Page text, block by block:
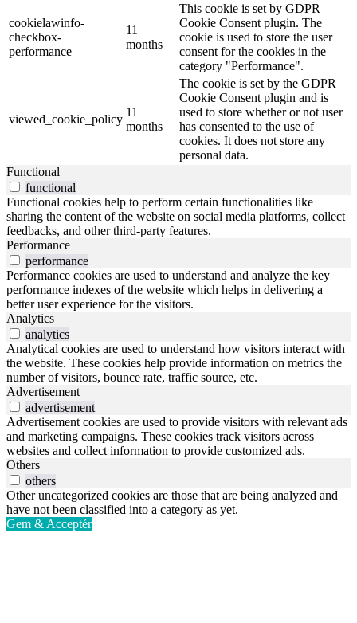
cookielawinfo-
checkbox-
performance
11
months
This cookie is set by GDPR
Cookie Consent plugin. The
cookie is used to store the user
consent for the cookies in the
category "Performance".
viewed_cookie_policy
11
months
The cookie is set by the GDPR
Cookie Consent plugin and is
used to store whether or not user
has consented to the use of
cookies. It does not store any
personal data.
Functional
functional
Functional cookies help to perform certain functionalities like
sharing the content of the website on social media platforms, collect
feedbacks, and other third-party features.
Performance
performance
Performance cookies are used to understand and analyze the key
performance indexes of the website which helps in delivering a
better user experience for the visitors.
Analytics
analytics
Analytical cookies are used to understand how visitors interact with
the website. These cookies help provide information on metrics the
number of visitors, bounce rate, traffic source, etc.
Advertisement
advertisement
Advertisement cookies are used to provide visitors with relevant ads
and marketing campaigns. These cookies track visitors across
websites and collect information to provide customized ads.
Others
others
Other uncategorized cookies are those that are being analyzed and
have not been classified into a category as yet.
Gem & Acceptér